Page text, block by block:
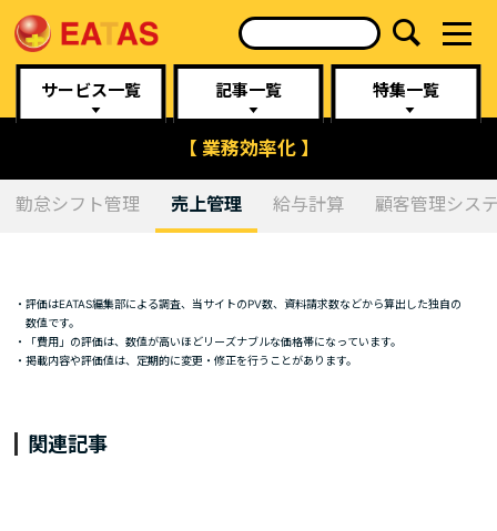
サービス一覧 記事一覧 特集一覧
【 業務効率化 】
勤怠シフト管理 売上管理 給与計算 顧客管理シス
・評価はEATAS編集部による調査、当サイトのPV数、資料請求数などから算出した独自の
数値です。
・「費用」の評価は、数値が高いほどリーズナブルな価格帯になっています。
・掲載内容や評価値は、定期的に変更・修正を行うことがあります。
関連記事